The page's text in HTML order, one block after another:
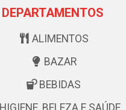
DEPARTAMENTOS
ALIMENTOS
BAZAR
BEBIDAS
HIGIENE, BELEZA E SAÚDE